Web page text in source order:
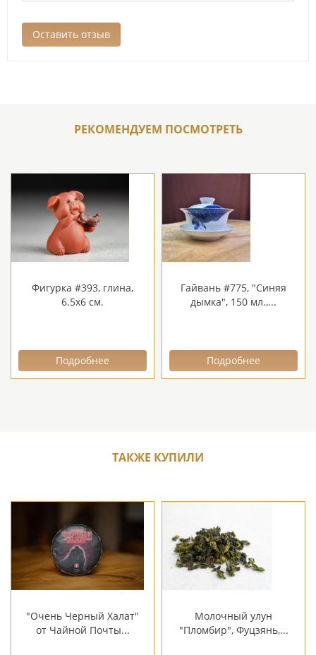
РЕКОМЕНДУЕМ ПОСМОТРЕТЬ
Фигурка #393, глина,
6.5х6 см.
Подробнее
Гайвань #775, "Синяя
дымка", 150 мл.,...
Подробнее
ТАКЖЕ КУПИЛИ
"Очень Черный Халат"
от Чайной Почты...
Молочный улун
"Пломбир", Фуцзянь,...